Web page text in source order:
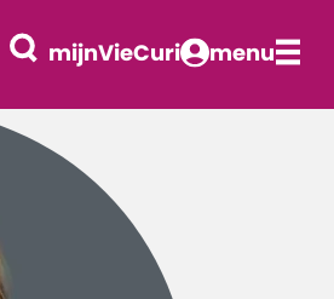
mijnVieCuri menu